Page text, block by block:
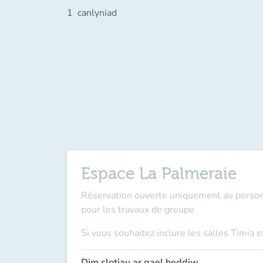
1 canlyniad
Espace La Palmeraie
Réservation ouverte uniquement au
pour les travaux de groupe.
Si vous souhaitez inclure les salles Timia